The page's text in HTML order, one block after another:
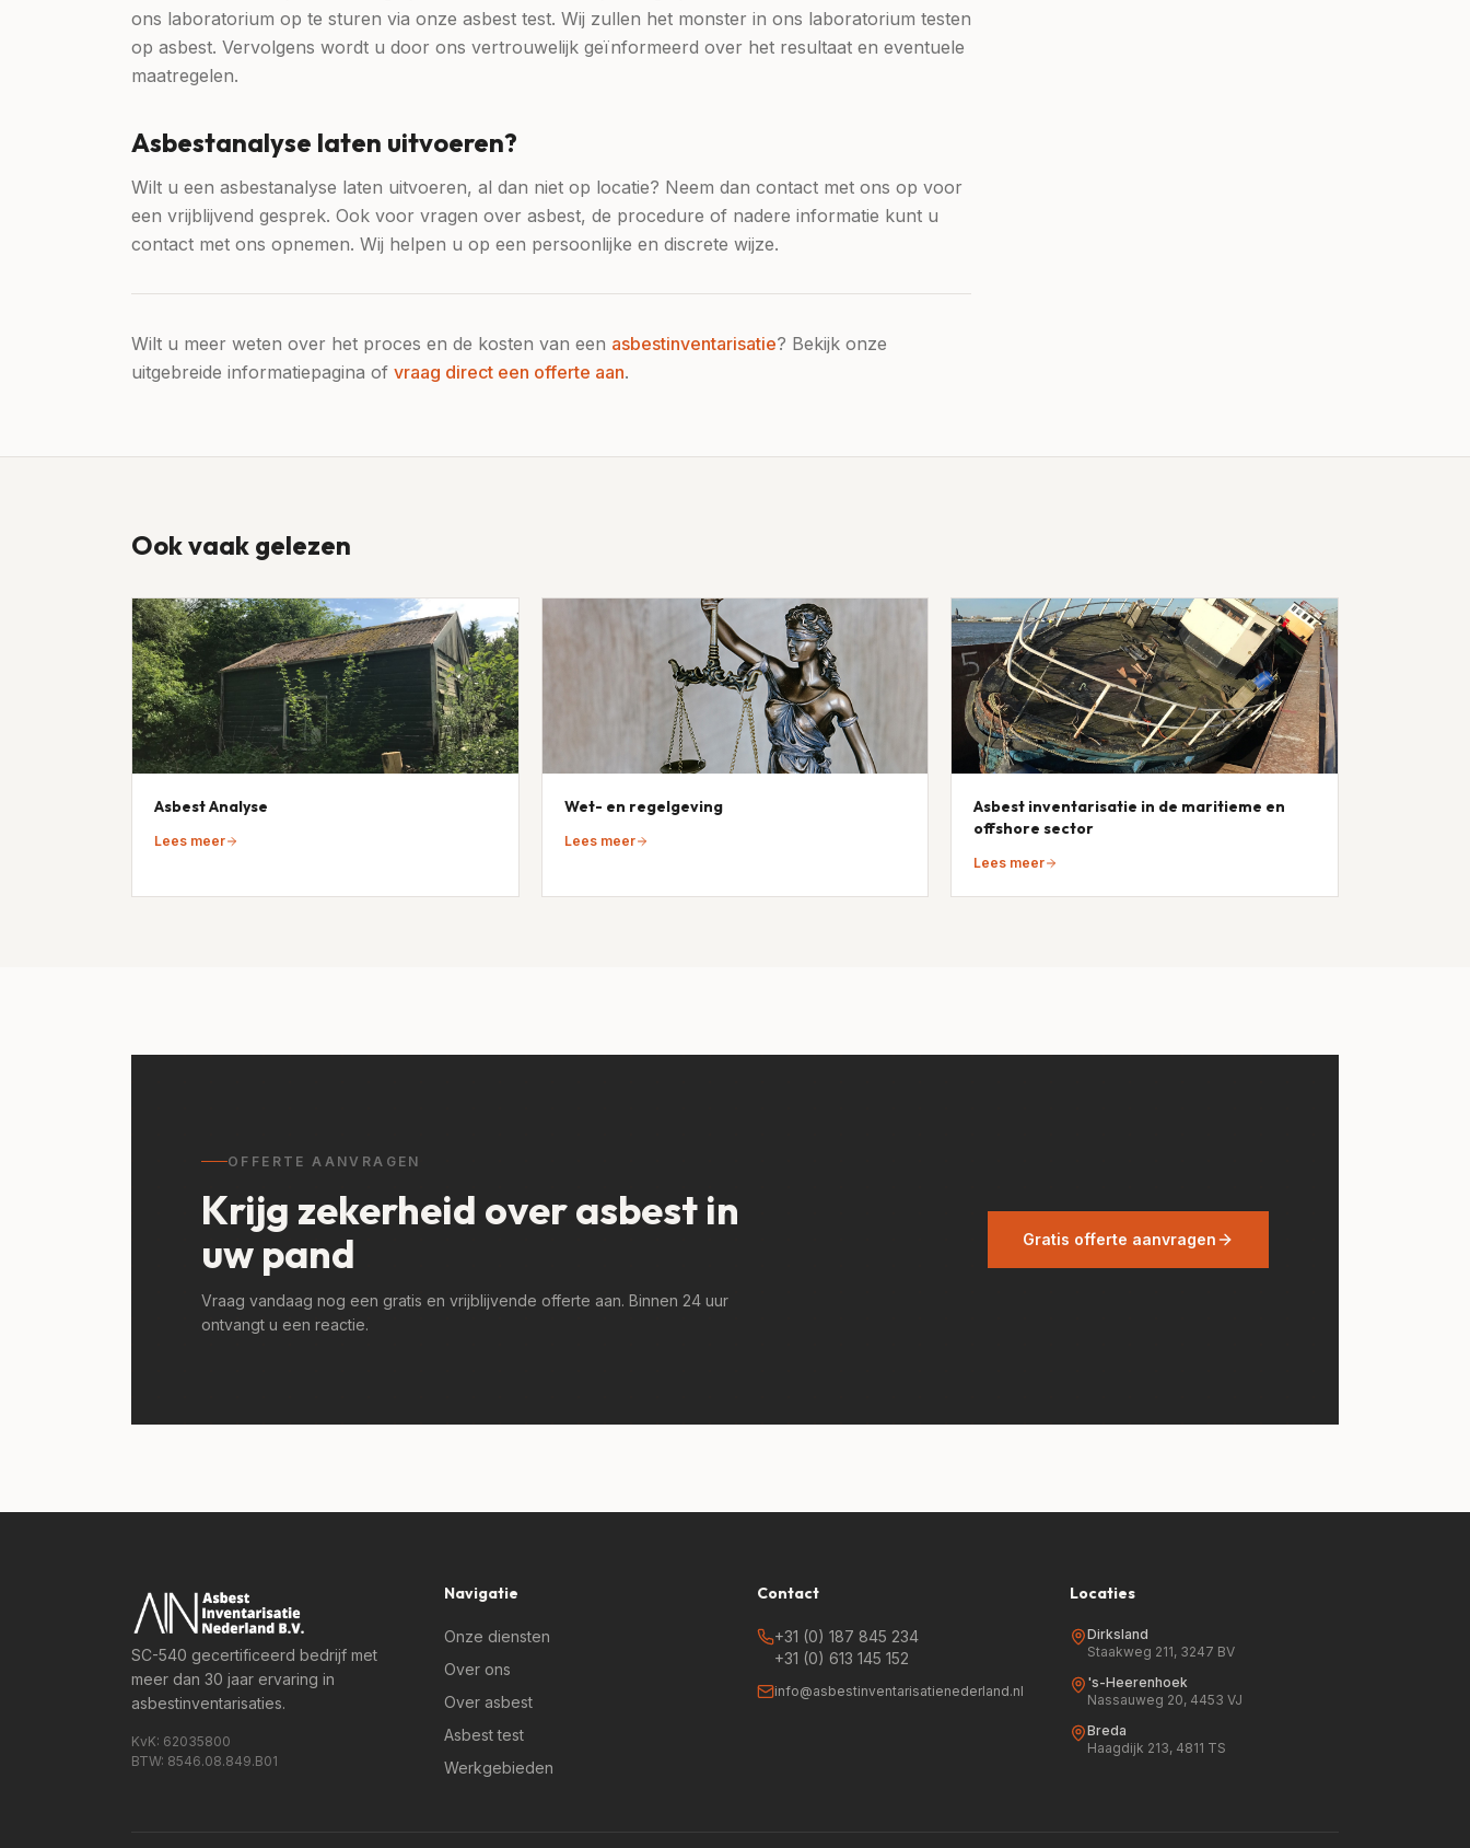
ons laboratorium op te sturen via onze asbest test. Wij zullen het monster in ons laboratorium testen
op asbest. Vervolgens wordt u door ons vertrouwelijk geïnformeerd over het resultaat en eventuele
maatregelen.
Asbestanalyse laten uitvoeren?
Wilt u een asbestanalyse laten uitvoeren, al dan niet op locatie? Neem dan contact met ons op voor
een vrijblijvend gesprek. Ook voor vragen over asbest, de procedure of nadere informatie kunt u
contact met ons opnemen. Wij helpen u op een persoonlijke en discrete wijze.
Wilt u meer weten over het proces en de kosten van een asbestinventarisatie? Bekijk onze
uitgebreide informatiepagina of vraag direct een offerte aan.
Ook vaak gelezen
Asbest Analyse
Lees meer
Wet- en regelgeving
Lees meer
Asbest inventarisatie in de maritieme en
offshore sector
Lees meer
OFFERTE AANVRAGEN
Krijg zekerheid over asbest in
uw pand
Vraag vandaag nog een gratis en vrijblijvende offerte aan. Binnen 24 uur
ontvangt u een reactie.
Gratis offerte aanvragen
SC-540 gecertificeerd bedrijf met
meer dan 30 jaar ervaring in
asbestinventarisaties.
KvK: 62035800
BTW: 8546.08.849.B01
Navigatie
Onze diensten
Over ons
Over asbest
Asbest test
Werkgebieden
Contact
+31 (0) 187 845 234
+31 (0) 613 145 152
info@asbestinventarisatienederland.nl
Locaties
Dirksland
Staakweg 211, 3247 BV
's-Heerenhoek
Nassauweg 20, 4453 VJ
Breda
Haagdijk 213, 4811 TS